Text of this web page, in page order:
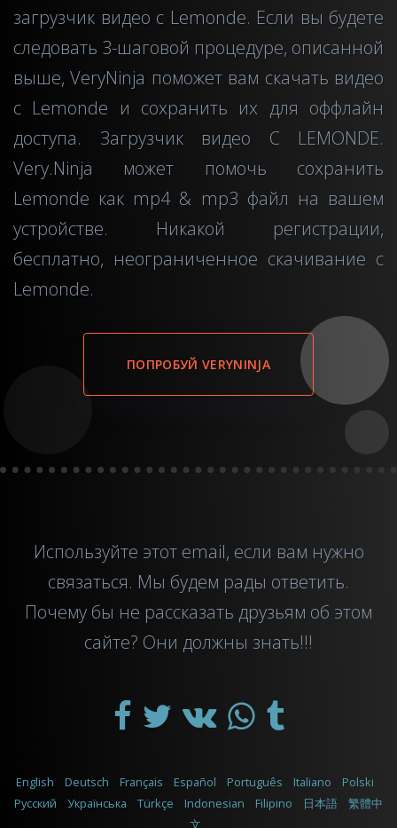
загрузчик видео c Lemonde. Если вы будете
следовать 3-шаговой процедуре, описанной
выше, VeryNinja поможет вам скачать видео
с Lemonde и сохранить их для оффлайн
доступа. Загрузчик видео C LEMONDE.
Very.Ninja может помочь сохранить
Lemonde как mp4 & mp3 файл на вашем
устройстве. Никакой регистрации,
бесплатно, неограниченное скачивание с
Lemonde.
ПОПРОБУЙ VERYNINJA
Используйте этот email, если вам нужно
связаться. Мы будем рады ответить.
Почему бы не рассказать друзьям об этом
сайте? Они должны знать!!!
English Deutsch Français Español Português Italiano
Polski
Русский
Українська Türkçe Indonesian Filipino 日本語
繁體中
文